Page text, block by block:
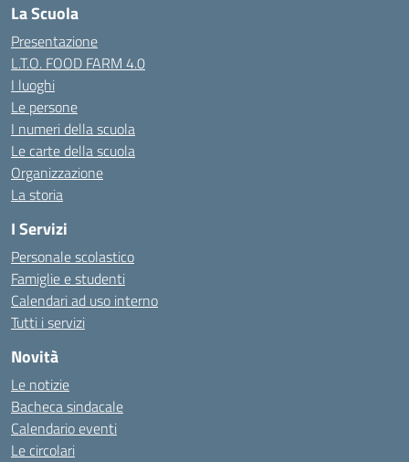
La Scuola
Presentazione
L.T.O. FOOD FARM 4.0
I luoghi
Le persone
I numeri della scuola
Le carte della scuola
Organizzazione
La storia
I Servizi
Personale scolastico
Famiglie e studenti
Calendari ad uso interno
Tutti i servizi
Novità
Le notizie
Bacheca sindacale
Calendario eventi
Le circolari